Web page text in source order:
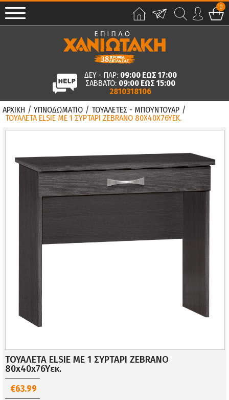
0
ΔΕΥ - ΠΑΡ: 09:00 ΕΩΣ 17:00
ΣΑΒΒΑΤΟ: 09:00 ΕΩΣ 15:00
2810318106
ΑΡΧΙΚΗ / ΥΠΝΟΔΩΜΑΤΙΟ / ΤΟΥΑΛΕΤΕΣ - ΜΠΟΥΝΤΟΥΑΡ /
ΤΟΥΑΛΕΤΑ ELSIE ΜΕ 1 ΣΥΡΤΑΡΙ ZEBRANO 80X40X76YΕΚ.
ΤΟΥΑΛΕΤΑ ELSIE ΜΕ 1 ΣΥΡΤΑΡΙ ZEBRANO
80x40x76Yεκ.
€63.99